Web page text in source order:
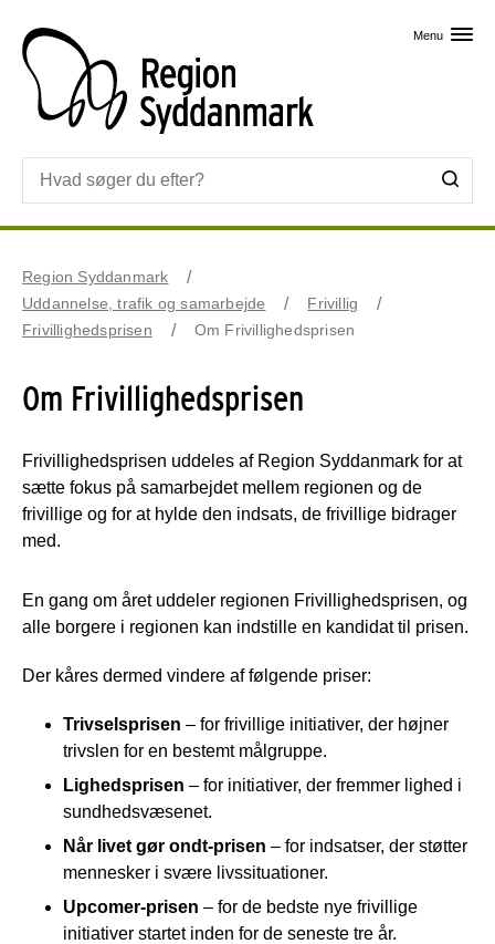
Menu
Region Syddanmark
Uddannelse, trafik og samarbejde
Frivillig
Frivillighedsprisen
Om Frivillighedsprisen
Om Frivillighedsprisen
Frivillighedsprisen uddeles af Region Syddanmark for at
sætte fokus på samarbejdet mellem regionen og de
frivillige og for at hylde den indsats, de frivillige bidrager
med.
En gang om året uddeler regionen Frivillighedsprisen, og
alle borgere i regionen kan indstille en kandidat til prisen.
Der kåres dermed vindere af følgende priser:
Trivselsprisen – for frivillige initiativer, der højner
trivslen for en bestemt målgruppe.
Lighedsprisen – for initiativer, der fremmer lighed i
sundhedsvæsenet.
Når livet gør ondt-prisen – for indsatser, der støtter
mennesker i svære livssituationer.
Upcomer-prisen – for de bedste nye frivillige
initiativer startet inden for de seneste tre år.